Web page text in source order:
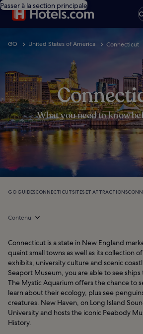
Passer à la section principale
GO United States of America Connecticut
What you need to know
GO GUIDESCONNECTICUTSITES ET ATTRACTIONS
Contenu
Connecticut is a state in New England
quaint small towns as well as its collection
exhibits, university culture and scenic
Seaport Museum, you are able to see ships
The Mystic Aquarium offers the chance to
learn about their ecology, plus see
creatures. New Haven, on Long Island
University and hosts the iconic Peabody
History.